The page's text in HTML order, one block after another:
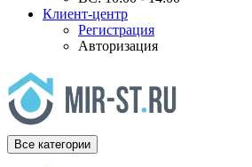
Клиент-центр
Регистрация
Авторизация
Все категории